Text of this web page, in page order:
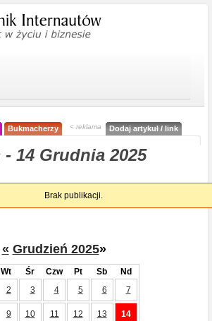
Bukmacherzy < reklama Dodaj artykuł / link
14 Grudnia 2025
Brak publikacji.
« Grudzień 2025»
Wt Śr Czw Pt Sb
Nd
2 3 4 5 6 7
9 10 11 12 13 14